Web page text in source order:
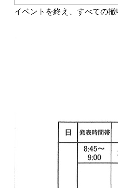
イベントを終え、すべての